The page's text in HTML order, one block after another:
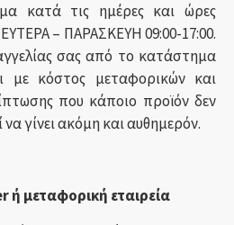
κατά τις ημέρες και ώρες
– ΠΑΡΑΣΚΕΥΗ 09:00-17:00.
σας από το κατάστημα
με κόστος μεταφορικών και
που κάποιο προϊόν δεν
να γίνει ακόμη και αυθημερόν.
μεταφορική εταιρεία